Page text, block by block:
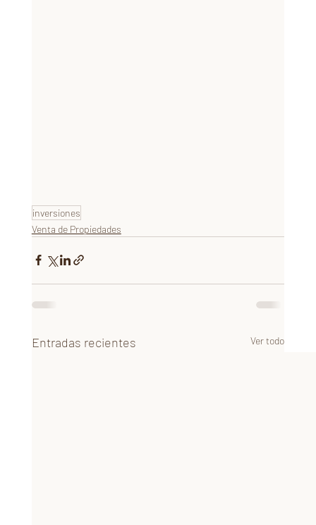
inversiones
Venta de Propiedades
Entradas recientes Ver todo